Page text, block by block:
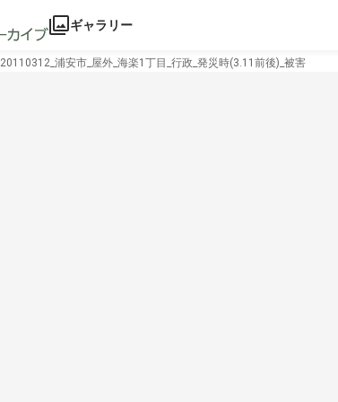
ギャラリー
20110312_浦安市_屋外_海楽1丁目_行政_発災時(3.11前後)_被害